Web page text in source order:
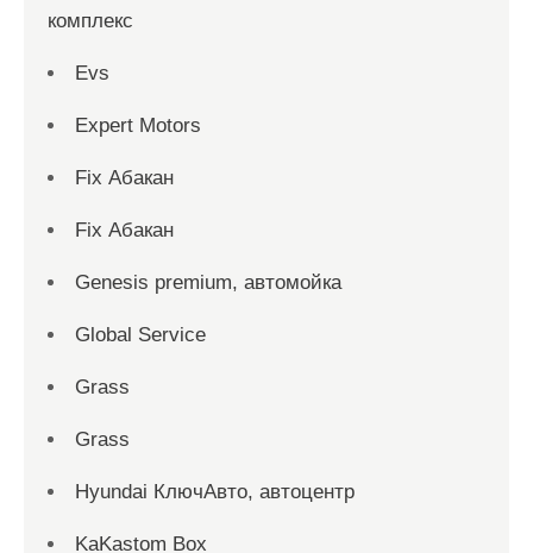
комплекс
Evs
Expert Motors
Fix Абакан
Fix Абакан
Genesis premium, автомойка
Global Service
Grass
Grass
Hyundai КлючАвто, автоцентр
KaKastom Box